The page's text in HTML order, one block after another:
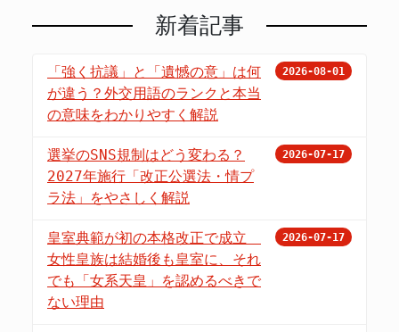
新着記事
「強く抗議」と「遺憾の意」は何
が違う？外交用語のランクと本当
の意味をわかりやすく解説
2026-08-01
選挙のSNS規制はどう変わる？
2027年施行「改正公選法・情プ
ラ法」をやさしく解説
2026-07-17
皇室典範が初の本格改正で成立
女性皇族は結婚後も皇室に、それ
でも「女系天皇」を認めるべきで
ない理由
2026-07-17